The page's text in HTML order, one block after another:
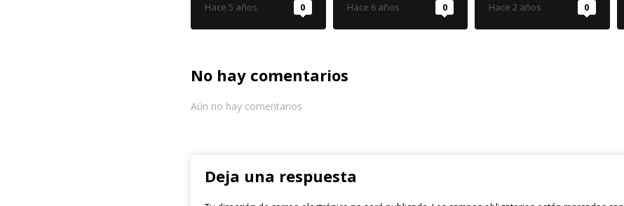
Hace 5 años 0 Hace 6 años 0 Hace 2 años 0
No hay comentarios
Aún no hay comentarios
Deja una respuesta